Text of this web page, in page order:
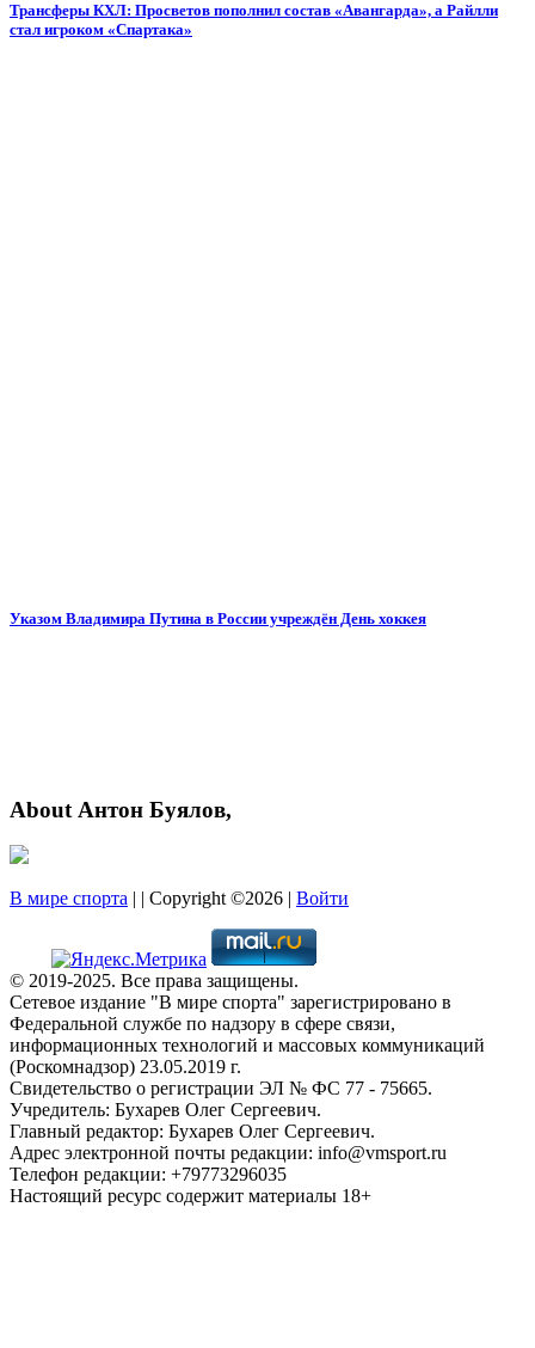
Трансферы КХЛ: Просветов пополнил состав «Авангарда», а Райлли
стал игроком «Спартака»
Указом Владимира Путина в России учреждён День хоккея
About Антон Буялов,
В мире спорта | | Copyright ©2026 | Войти
© 2019-2025. Все права защищены.
Сетевое издание "В мире спорта" зарегистрировано в
Федеральной службе по надзору в сфере связи,
информационных технологий и массовых коммуникаций
(Роскомнадзор) 23.05.2019 г.
Свидетельство о регистрации ЭЛ № ФС 77 - 75665.
Учредитель: Бухарев Олег Сергеевич.
Главный редактор: Бухарев Олег Сергеевич.
Адрес электронной почты редакции: info@vmsport.ru
Телефон редакции: +79773296035
Настоящий ресурс содержит материалы 18+